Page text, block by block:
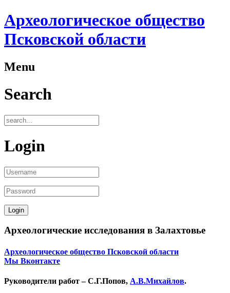
Археологическое общество
Псковской области
Menu
Search
Login
Археологические исследования в Залахтовье
Археологическое общество Псковской области
Мы Вконтакте
Руководители работ – С.Г.Попов, А.В.Михайлов.